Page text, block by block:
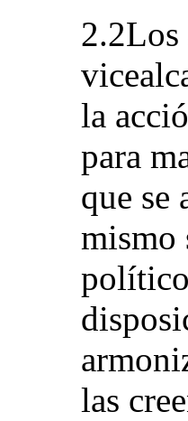
2.2Los
la
para
que se
mismo
las